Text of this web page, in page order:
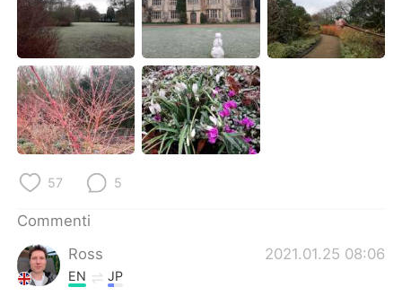
ไทย Indonesia
Türkçe Tiếng Việt
Português
57 5
Commenti
Ross
2021.01.25 08:06
EN JP